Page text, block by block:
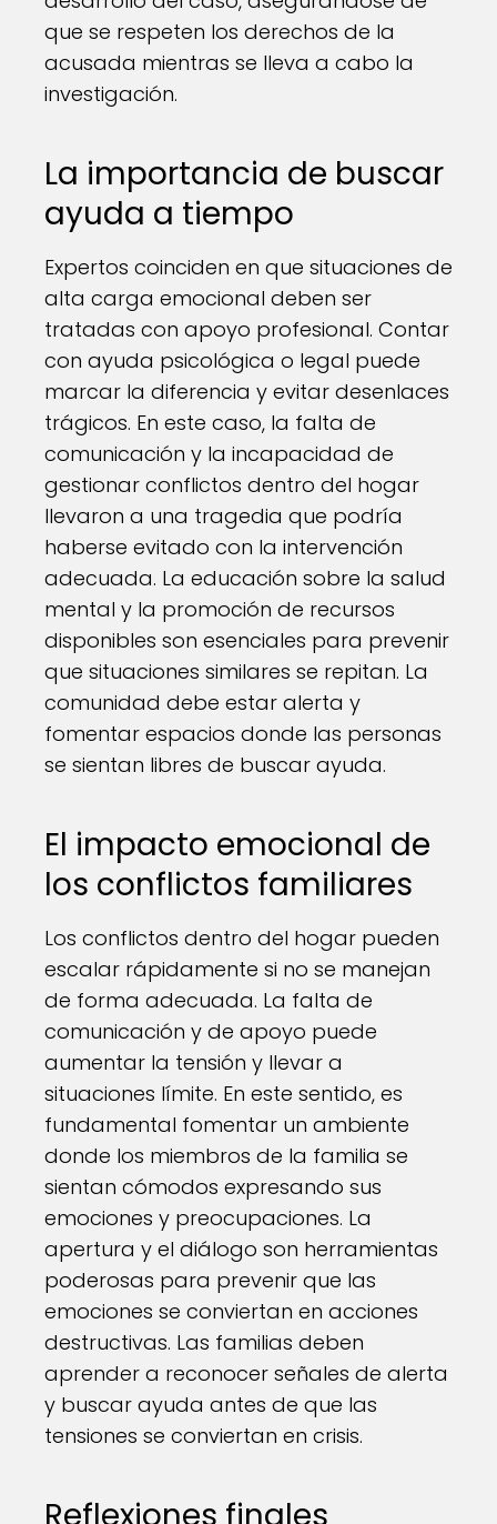
que se respeten los derechos de la
acusada mientras se lleva a cabo la
investigación.
La importancia de buscar
ayuda a tiempo
Expertos coinciden en que situaciones de
alta carga emocional deben ser
tratadas con apoyo profesional. Contar
con ayuda psicológica o legal puede
marcar la diferencia y evitar desenlaces
trágicos. En este caso, la falta de
comunicación y la incapacidad de
gestionar conflictos dentro del hogar
llevaron a una tragedia que podría
haberse evitado con la intervención
adecuada. La educación sobre la salud
mental y la promoción de recursos
disponibles son esenciales para prevenir
que situaciones similares se repitan. La
comunidad debe estar alerta y
fomentar espacios donde las personas
se sientan libres de buscar ayuda.
El impacto emocional de
los conflictos familiares
Los conflictos dentro del hogar pueden
escalar rápidamente si no se manejan
de forma adecuada. La falta de
comunicación y de apoyo puede
aumentar la tensión y llevar a
situaciones límite. En este sentido, es
fundamental fomentar un ambiente
donde los miembros de la familia se
sientan cómodos expresando sus
emociones y preocupaciones. La
apertura y el diálogo son herramientas
poderosas para prevenir que las
emociones se conviertan en acciones
destructivas. Las familias deben
aprender a reconocer señales de alerta
y buscar ayuda antes de que las
tensiones se conviertan en crisis.